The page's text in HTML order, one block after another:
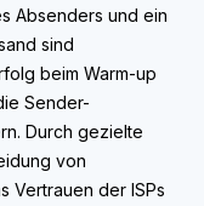
Absenders und ein
sind
beim Warm-up
Sender-
Durch gezielte
von
Vertrauen der ISPs